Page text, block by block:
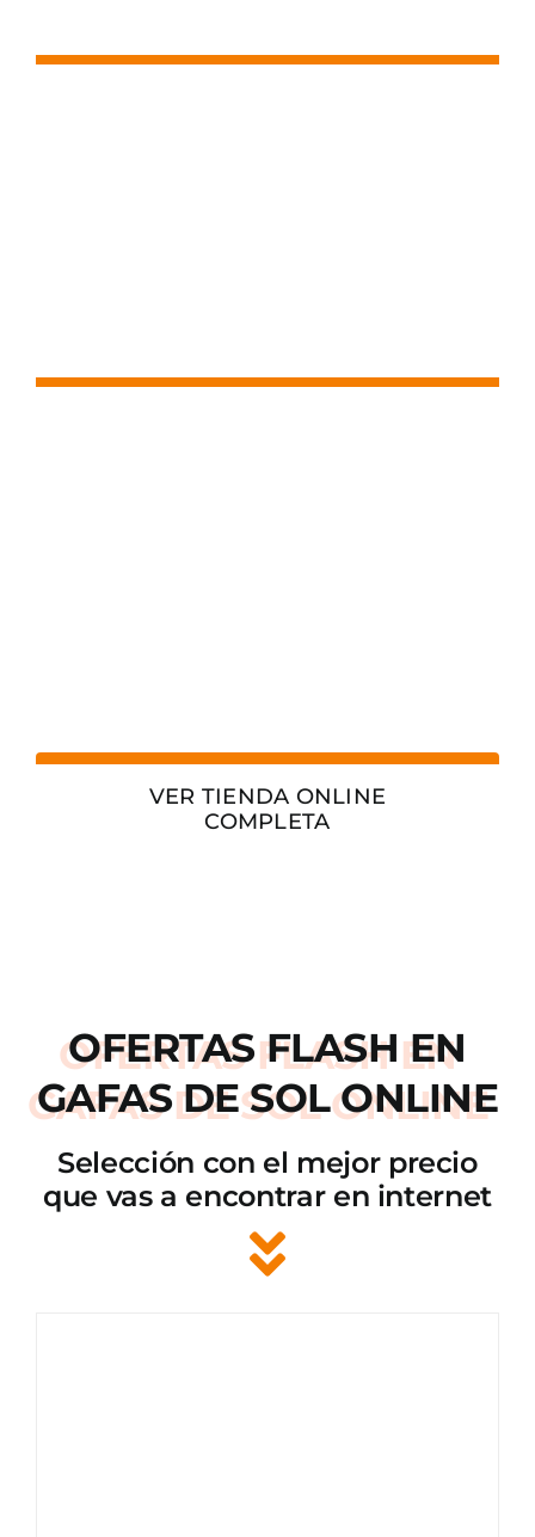
VER TIENDA ONLINE
COMPLETA
OFERTAS FLASH EN
GAFAS DE SOL ONLINE
Selección con el mejor precio
que vas a encontrar en internet